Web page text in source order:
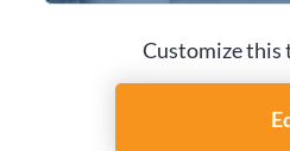
Customize this